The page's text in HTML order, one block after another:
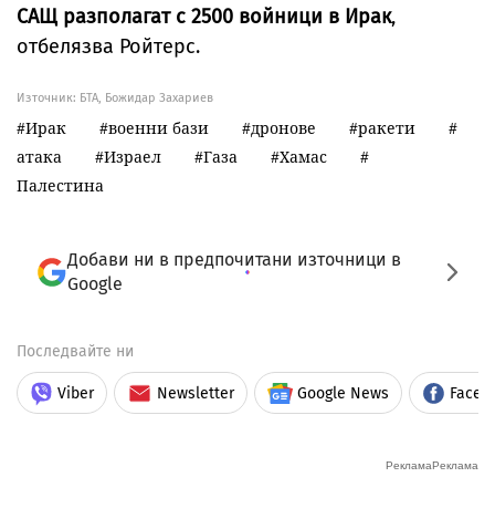
САЩ разполагат с 2500 войници в Ирак,
отбелязва Ройтерс.
Източник: БТА, Божидар Захариев
Ирак военни бази дронове
ракети
атака
Израел Газа
Хамас
Палестина
Добави ни в предпочитани източници в
Google
Последвайте ни
Viber Newsletter Google News